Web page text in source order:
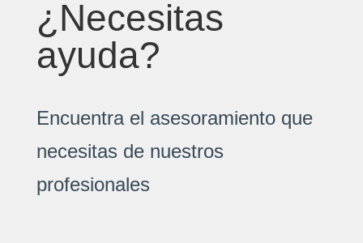
¿Necesitas
ayuda?
Encuentra el asesoramiento que
necesitas de nuestros
profesionales